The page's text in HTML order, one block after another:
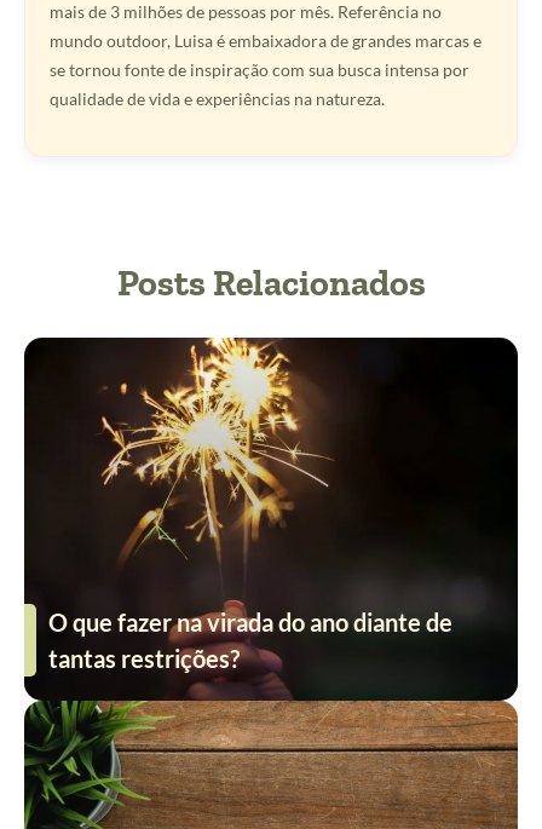
mais de 3 milhões de pessoas por mês. Referência no
mundo outdoor, Luisa é embaixadora de grandes marcas e
se tornou fonte de inspiração com sua busca intensa por
qualidade de vida e experiências na natureza.
Posts Relacionados
O que fazer na virada do ano diante de
tantas restrições?